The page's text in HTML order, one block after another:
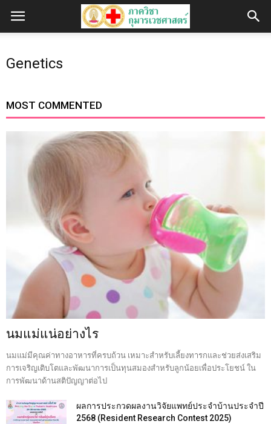
Genetics
MOST COMMENTED
นมแม่แน่อย่างไร
นมแม่มีคุณค่าทางอาหารที่ครบถ้วน เหมาะสำหรับเลี้ยงทารกและช่วยส่งเสริม
การเจริญเติบโตและพัฒนาการเป็นทุนสมองสำหรับลูกน้อยเพื่อประโยชน์ ใน
การพัฒนาด้านสติปัญญาต่อไป
ผลการประกวดผลงานวิจัยแพทย์ประจำบ้านประจำปี
2568 (Resident Research Contest 2025)